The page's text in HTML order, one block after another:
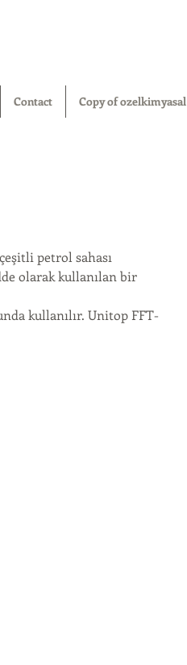
Contact Copy of ozelkimyasal
petrol sahası
olarak kullanılan bir
kullanılır. Unitop FFT-